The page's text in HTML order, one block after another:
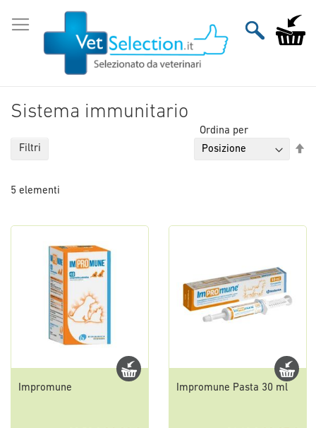
al
contenuto
Carrello
Sistema immunitario
5 elementi
Ordina per
Impromune Impromune Pasta 30 ml
Filtri